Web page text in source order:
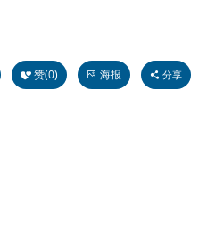
赞(0) 海报 分享